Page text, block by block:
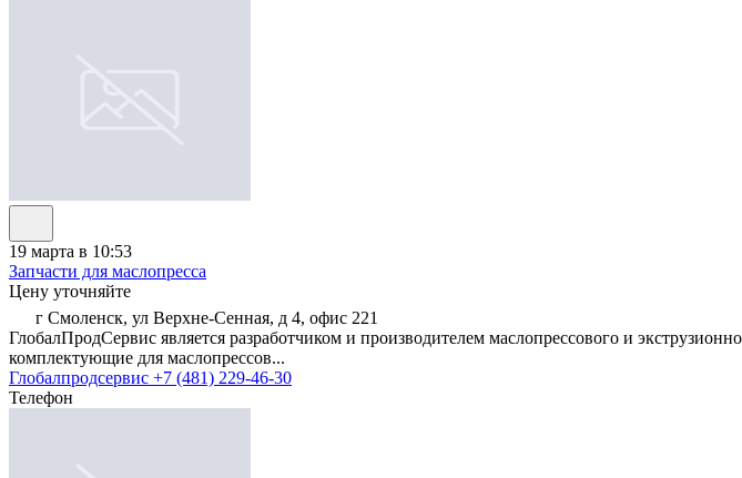
19 марта в 10:53
Запчасти для маслопресса
Цену уточняйте
г Смоленск, ул Верхне-Сенная, д 4, офис 221
ГлобалПродСервис является разработчиком и производителем маслопрессового и
комплектующие для маслопрессов...
Глобалпродсервис +7 (481) 229-46-30
Телефон